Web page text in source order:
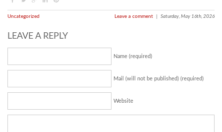
Leave a comment Saturday, May 16th, 2026
Uncategorized
LEAVE A REPLY
Name (required)
Mail (will not be published) (required)
Website